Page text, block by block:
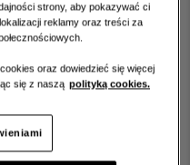
nie ma
w tej kategorii.
strony, aby pokazywać ci
reklamy oraz treści za
oraz dowiedzieć się więcej
się z naszą polityką cookies.